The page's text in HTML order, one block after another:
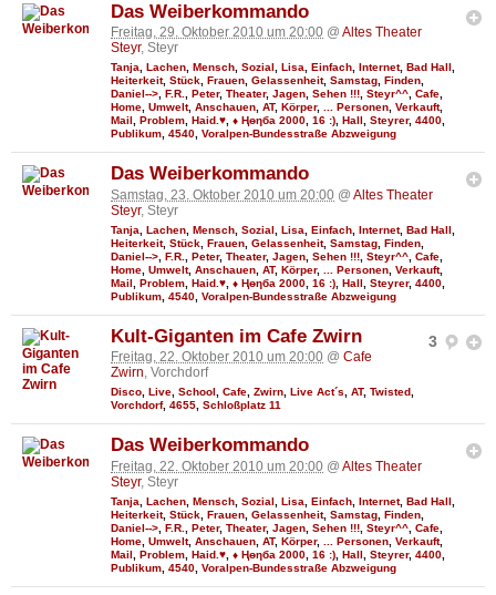
Das Weiberkommando
Freitag, 29. Oktober 2010 um 20:00 @ Altes Theater
Steyr, Steyr
Tanja, Lachen, Mensch, Sozial , Lisa, Einfach, Internet, Bad Hall ,
Heiterkeit, Stück, Frauen, Gelassenheit, Samstag, Finden,
Daniel-->, F.R., Peter, Theater, Jagen, Sehen !!!, Steyr^^, Cafe,
Home, Umwelt, Anschauen, AT, Körper, ... Personen, Verkauft,
Mail , Problem, Haid.♥, ♦ Ңөηба 2000, 16 :), Hall , Steyrer, 4400,
Publikum, 4540, Voralpen-Bundesstraße Abzweigung
Das Weiberkommando
Samstag, 23. Oktober 2010 um 20:00 @ Altes Theater
Steyr, Steyr
Tanja Lachen Mensch Sozial Lisa Einfach Internet, Bad Hall
Heiterkeit, Stück Frauen Gelassenheit, Samstag Finden
Daniel--> F.R. Peter, Theater, Jagen Sehen !!! Steyr^^ Cafe
Home Umwelt, Anschauen AT, Körper, ... Personen Verkauft,
Mail
Problem Haid.♥ ♦ Ңөηба 2000 16 :) Hall Steyrer, 4400
Publikum 4540 Voralpen-Bundesstraße Abzweigung
3
Kult-Giganten im Cafe Zwirn
Freitag, 22. Oktober 2010 um 20:00 @ Cafe
Zwirn, Vorchdorf
Disco Live School Cafe Zwirn Live Act´s AT, Twisted
Vorchdorf, 4655 Schloßplatz 11
Das Weiberkommando
Freitag, 22. Oktober 2010 um 20:00 @ Altes Theater
Steyr, Steyr
Tanja Lachen Mensch Sozial Lisa Einfach Internet, Bad Hall
Heiterkeit, Stück Frauen Gelassenheit, Samstag Finden
Daniel--> F.R. Peter, Theater, Jagen Sehen !!! Steyr^^ Cafe
Home Umwelt, Anschauen AT, Körper, ... Personen Verkauft,
Mail
Problem Haid.♥ ♦ Ңөηба 2000 16 :) Hall Steyrer, 4400
Publikum 4540 Voralpen-Bundesstraße Abzweigung